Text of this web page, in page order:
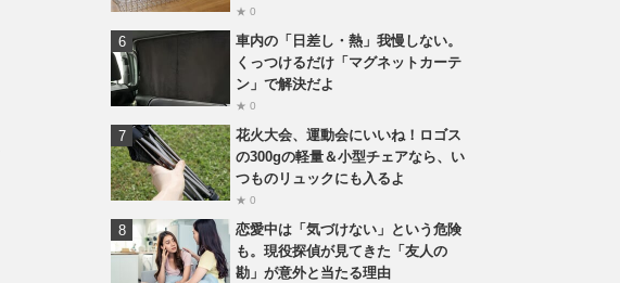
★ 0
車内の「日差し・熱」我慢しない。
くっつけるだけ「マグネットカーテ
ン」で解決だよ
★ 0
花火大会、運動会にいいね！ロゴス
の300gの軽量＆小型チェアなら、い
つものリュックにも入るよ
★ 0
恋愛中は「気づけない」という危険
も。現役探偵が見てきた「友人の
勘」が意外と当たる理由